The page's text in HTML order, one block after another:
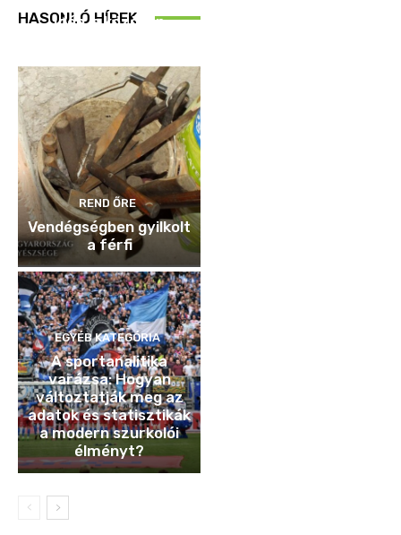
HASONLÓ HÍREK
Idén is közösen
REND ŐRE
Vendégségben gyilkolt
a férfi
EGYÉB KATEGÓRIA
A sportanalitika
varázsa: Hogyan
változtatják meg az
adatok és statisztikák
a modern szurkolói
élményt?